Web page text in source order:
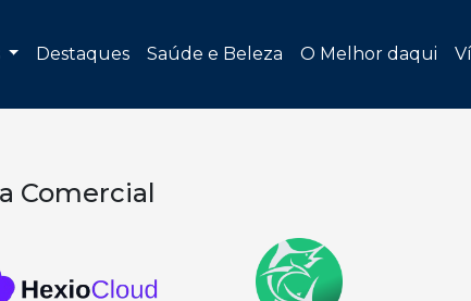
Destaques Saúde e Beleza O Melhor daqui
Comercial